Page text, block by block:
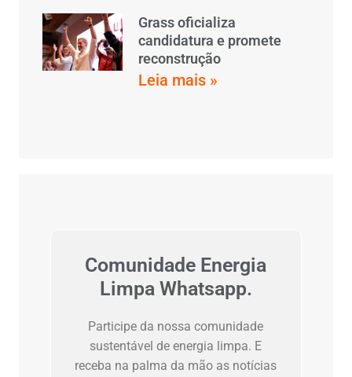
Grass oficializa
candidatura e promete
reconstrução
Leia mais »
Comunidade Energia
Limpa Whatsapp.
Participe da nossa comunidade
sustentável de energia limpa. E
receba na palma da mão as notícias